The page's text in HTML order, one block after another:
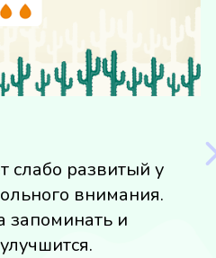
слабо развитый у
внимания.
запоминать и